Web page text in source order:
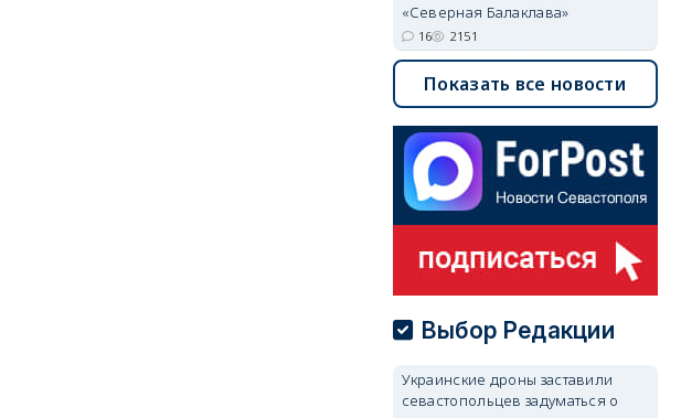
«Северная Балаклава»
16 2151
Показать все новости
Выбор Редакции
Украинские дроны заставили
севастопольцев задуматься о